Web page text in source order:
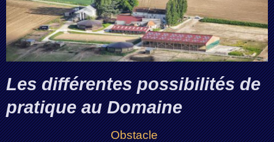
Les différentes possibilités de
pratique au Domaine
Obstacle